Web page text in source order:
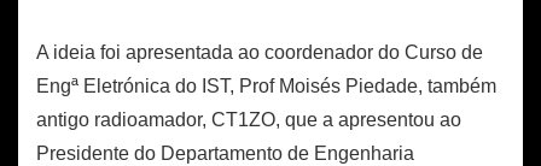
A ideia foi apresentada ao coordenador do Curso de
Engª Eletrónica do IST, Prof Moisés Piedade, também
antigo radioamador, CT1ZO, que a apresentou ao
Presidente do Departamento de Engenharia